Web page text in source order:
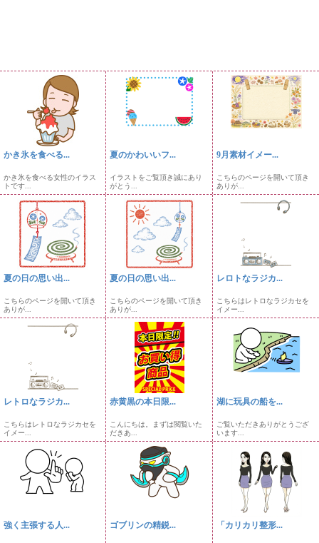
かき氷を食べる...
かき氷を食べる女性のイラス
トです...
夏のかわいいフ...
イラストをご覧頂き誠にあり
がとう...
9月素材イメー...
こちらのページを開いて頂き
ありが...
夏の日の思い出...
こちらのページを開いて頂き
ありが...
夏の日の思い出...
こちらのページを開いて頂き
ありが...
レロトなラジカ...
こちらはレトロなラジカセを
イメー...
レトロなラジカ...
こちらはレトロなラジカセを
イメー...
赤黄黒の本日限...
こんにちは。まずは閲覧いた
だきあ...
湖に玩具の船を...
ご覧いただきありがとうござ
います...
強く主張する人... ゴブリンの精鋭... 「カリカリ整形...